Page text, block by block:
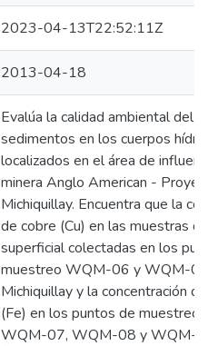
2023-04-13T22:52:11Z
2013-04-18
Evalúa la calidad ambiental del
sedimentos en los cuerpos
localizados en el área de
minera Anglo American -
Michiquillay. Encuentra que la
de cobre (Cu) en las muestras
superficial colectadas en los
muestreo WQM-06 y WQM-
Michiquillay y la concentración
(Fe) en los puntos de
WQM-07, WQM-08 y WQM-